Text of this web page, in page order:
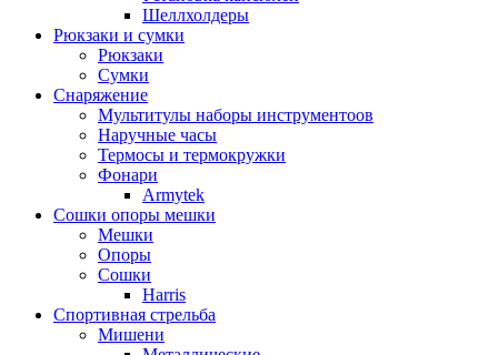
Шеллхолдеры
Рюкзаки и сумки
Рюкзаки
Сумки
Снаряжение
Мультитулы наборы инструментоов
Наручные часы
Термосы и термокружки
Фонари
Armytek
Сошки опоры мешки
Мешки
Опоры
Сошки
Harris
Спортивная стрельба
Мишени